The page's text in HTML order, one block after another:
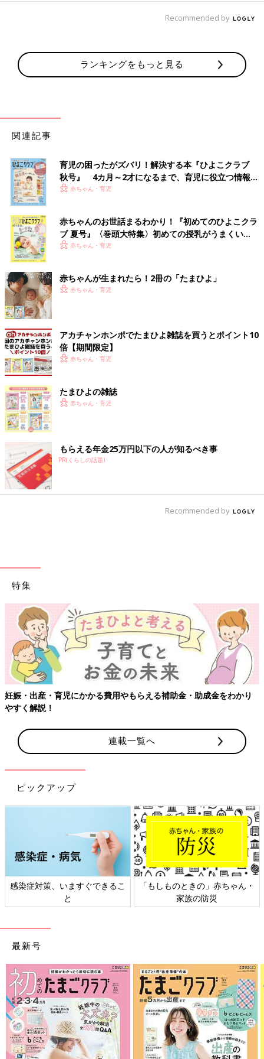
Recommended by
ランキングをもっと見る
関連記事
育児の困ったがズバリ！解決する本『ひよこクラブ
秋号』 4カ月～2才になるまで、育児に役立つ情報が
いっぱい！
赤ちゃん・育児
赤ちゃんのお世話まるわかり！『初めてのひよこクラ
ブ 夏号』〈巻頭大特集〉初めての授乳がうまくい
く！ おっぱい・ミルクの基本と夏のトラブル 解決テ
赤ちゃん・育児
赤ちゃんが生まれたら！2冊の「たまひよ」
赤ちゃん・育児
アカチャンホンポでたまひよ雑誌を買うとポイント10
倍【期間限定】
赤ちゃん・育児
たまひよの雑誌
赤ちゃん・育児
もらえる年金25万円以下の人が知るべき事
PR(くらしの話題)
Recommended by
特集
妊娠・出産・育児にかかる費用やもらえる補助金・助成金をわかり
やすく解説！
連載一覧へ
ピックアップ
感染症対策、いますぐできるこ
と
「もしものときの」赤ちゃん・
家族の防災
最新号